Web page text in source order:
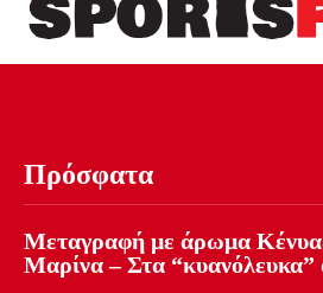
Πρόσφατα
Μεταγραφή με άρωμα
Μαρίνα – Στα